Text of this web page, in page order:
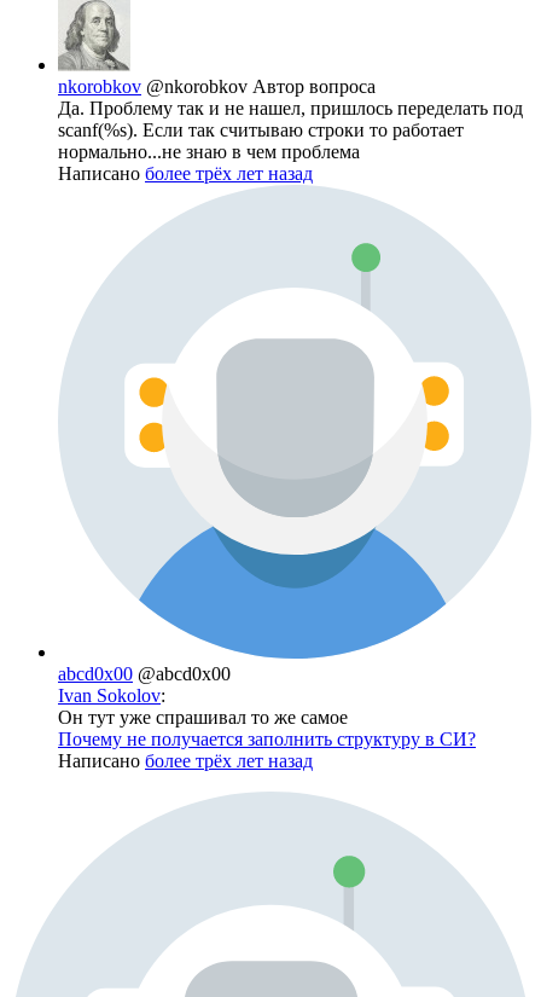
nkorobkov @nkorobkov Автор вопроса
Да. Проблему так и не нашел, пришлось переделать под
scanf(%s). Если так считываю строки то работает
нормально...не знаю в чем проблема
Написано более трёх лет назад
abcd0x00 @abcd0x00
Ivan Sokolov:
Он тут уже спрашивал то же самое
Почему не получается заполнить структуру в СИ?
Написано более трёх лет назад